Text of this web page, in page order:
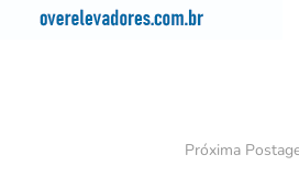
Próxima